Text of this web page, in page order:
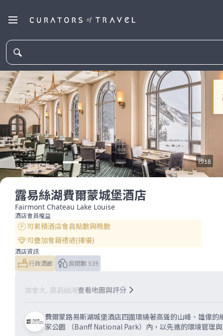
18
露易絲湖費爾蒙城堡酒店
Fairmont Chateau Lake Louise
酒店會員權益
可累積酒店會員點數與晚數
可疊加會籍禮遇(擇優)
酒店資訊
行政酒廊
房間數 539
加拿大, 露易絲湖查看地圖與評分
費爾蒙路易斯湖城堡酒店四圍環繞著高聳的山峰、雄偉
家公園 （Banff National Park）內，以先進的環境管理